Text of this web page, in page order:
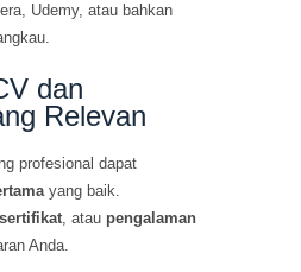
Udemy, atau bahkan
dan
Relevan
profesional dapat
yang baik.
sertifikat, atau pengalaman
Anda.